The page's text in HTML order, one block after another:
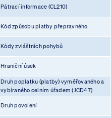
Pátrací informace (CL210)
Kód způsobu platby přepravného
Kódy zvláštních pohybů
Hraniční úsek
Druh poplatku (platby) vyměřovaného a
vybíraného celním úřadem (JCD47)
Druh povolení